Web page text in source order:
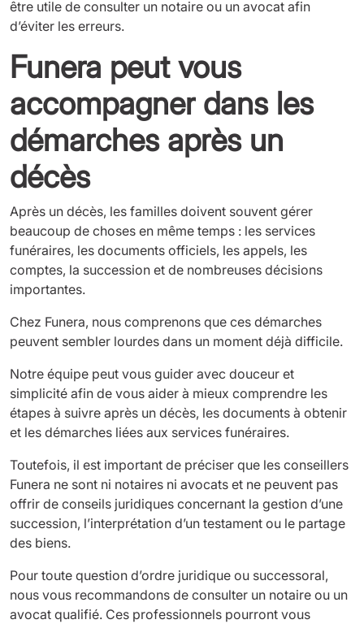
être utile de consulter un notaire ou un avocat afin
d’éviter les erreurs.
Funera peut vous
accompagner dans les
démarches après un
décès
Après un décès, les familles doivent souvent gérer
beaucoup de choses en même temps : les services
funéraires, les documents officiels, les appels, les
comptes, la succession et de nombreuses décisions
importantes.
Chez Funera, nous comprenons que ces démarches
peuvent sembler lourdes dans un moment déjà difficile.
Notre équipe peut vous guider avec douceur et
simplicité afin de vous aider à mieux comprendre les
étapes à suivre après un décès, les documents à obtenir
et les démarches liées aux services funéraires.
Toutefois, il est important de préciser que les conseillers
Funera ne sont ni notaires ni avocats et ne peuvent pas
offrir de conseils juridiques concernant la gestion d’une
succession, l’interprétation d’un testament ou le partage
des biens.
Pour toute question d’ordre juridique ou successoral,
nous vous recommandons de consulter un notaire ou un
avocat qualifié. Ces professionnels pourront vous